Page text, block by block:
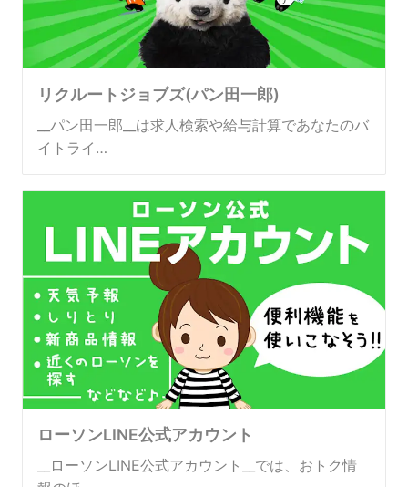
リクルートジョブズ(パン田一郎)
__パン田一郎__は求人検索や給与計算であなたのバ
イトライ…
ローソンLINE公式アカウント
__ローソンLINE公式アカウント__では、おトク情